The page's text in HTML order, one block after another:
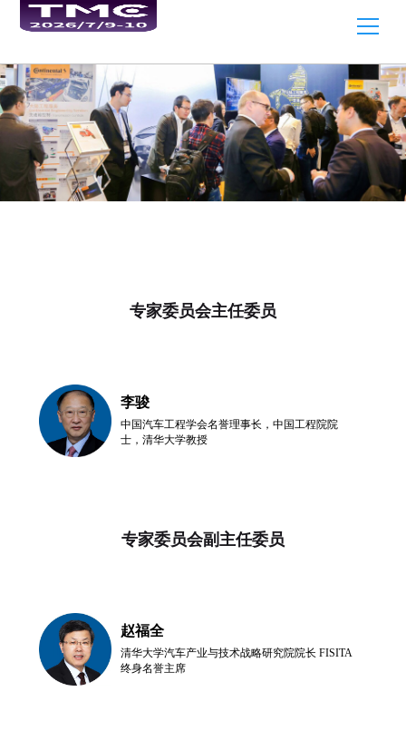
专家委员会主任委员
李骏
中国汽车工程学会名誉理事长，中国工程院院
士，清华大学教授
专家委员会副主任委员
赵福全
清华大学汽车产业与技术战略研究院院长 FISITA
终身名誉主席